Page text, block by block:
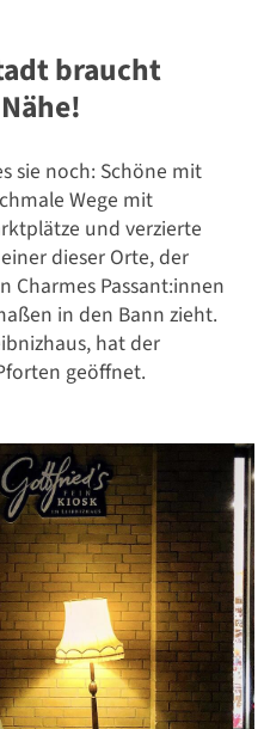
braucht
sie noch: Schöne mit
Wege mit
und verzierte
dieser Orte, der
Charmes Passant:innen
in den Bann zieht.
hat der
geöffnet.